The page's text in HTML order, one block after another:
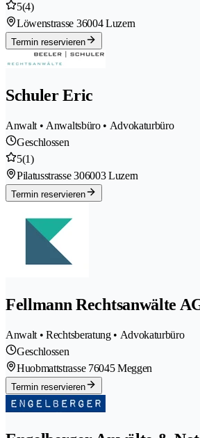
5(4)
Löwenstrasse 36004 Luzern
Termin reservieren
Schuler Eric
Anwalt • Anwaltsbüro • Advokaturbüro
Geschlossen
5(1)
Pilatusstrasse 306003 Luzern
Termin reservieren
Fellmann Rechtsanwälte
Anwalt • Rechtsberatung • Advokaturbüro
Geschlossen
Huobmattstrasse 76045 Meggen
Termin reservieren